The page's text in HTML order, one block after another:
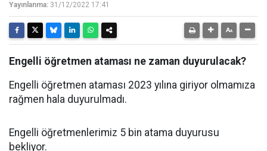
Yayınlanma: 31/12/2022 17:41
Engelli öğretmen ataması ne zaman duyurulacak?
Engelli öğretmen ataması 2023 yılına giriyor olmamıza
rağmen hala duyurulmadı.
Engelli öğretmenlerimiz 5 bin atama duyurusu
bekliyor.